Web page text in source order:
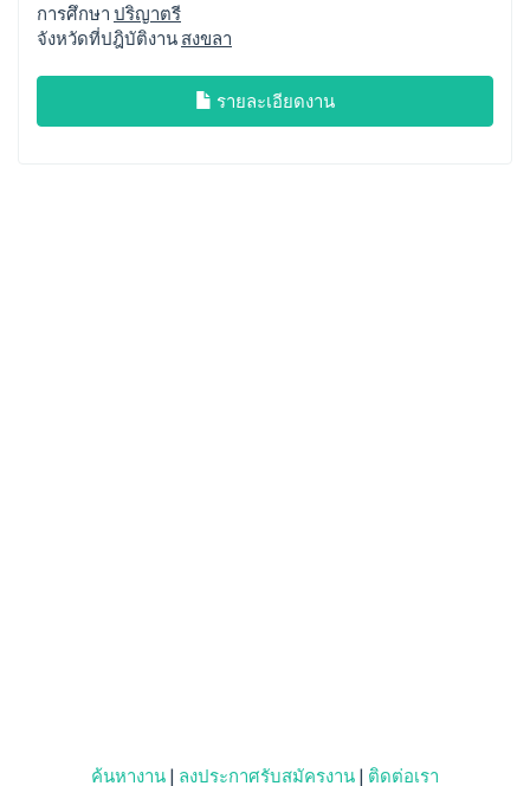
การศึกษา ปริญาตรี
จังหวัดที่ปฎิบัติงาน สงขลา
รายละเอียดงาน
ค้นหางาน | ลงประกาศรับสมัครงาน | ติดต่อเรา